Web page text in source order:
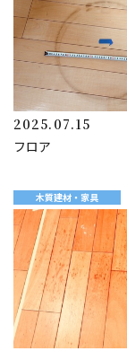
2025.07.15
フロア
木質建材・家具